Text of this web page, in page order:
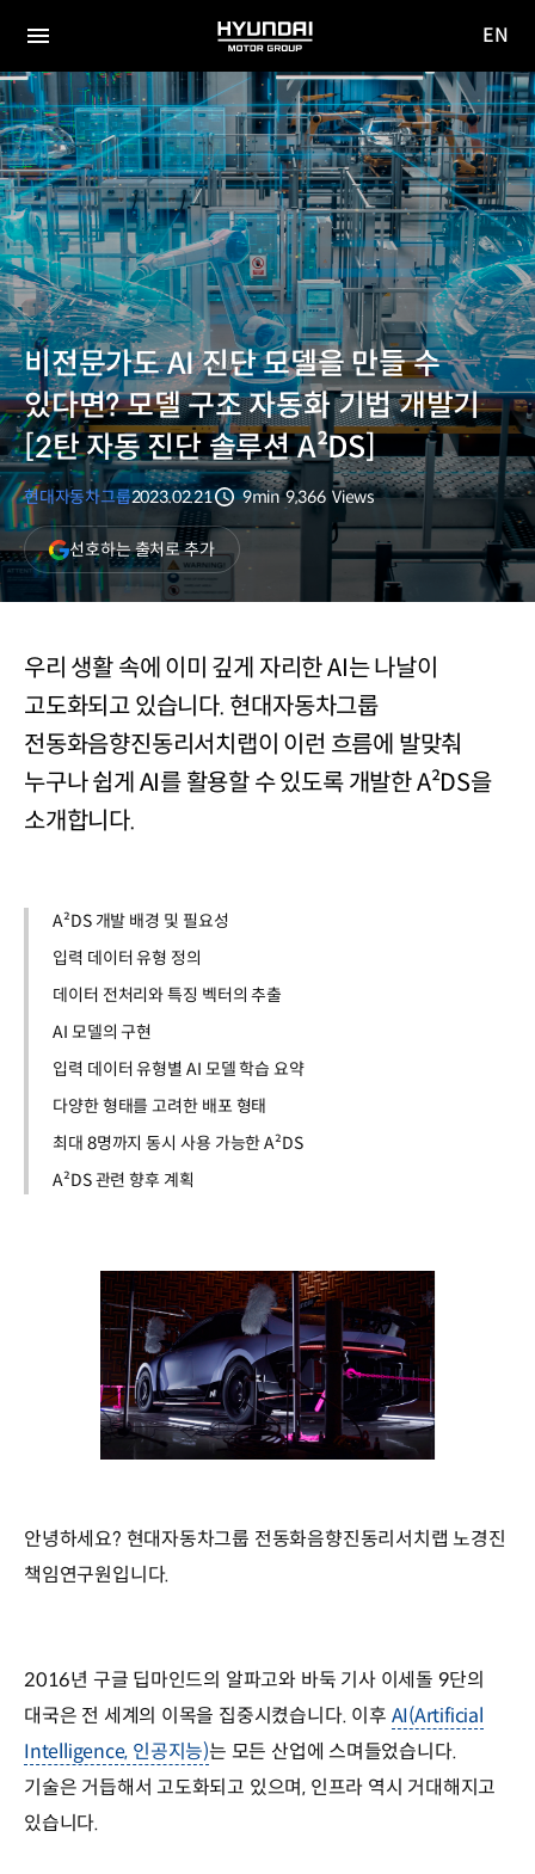
전체
메뉴
HYUNDAI
MOTOR
GROUP
사이
이동
EN
비전문가도 AI 진단 모델을 만들 수
있다면? 모델 구조 자동화 기법 개발기
[2탄 자동 진단 솔루션 A²DS]
현대자동차그룹2023.02.21
9min
조회수
9,366 Views
선호하는 출처로 추가(새
창
열림)
우리 생활 속에 이미 깊게 자리한 AI는 나날이
고도화되고 있습니다. 현대자동차그룹
전동화음향진동리서치랩이 이런 흐름에 발맞춰
누구나 쉽게 AI를 활용할 수 있도록 개발한 A²DS을
소개합니다.
A²DS 개발 배경 및 필요성
입력 데이터 유형 정의
데이터 전처리와 특징 벡터의 추출
AI 모델의 구현
입력 데이터 유형별 AI 모델 학습 요약
다양한 형태를 고려한 배포 형태
최대 8명까지 동시 사용 가능한 A²DS
A²DS 관련 향후 계획
안녕하세요? 현대자동차그룹 전동화음향진동리서치랩 노경진
책임연구원입니다.
2016년 구글 딥마인드의 알파고와 바둑 기사 이세돌 9단의
대국은 전 세계의 이목을 집중시켰습니다. 이후 AI(Artificial
Intelligence, 인공지능)는 모든 산업에 스며들었습니다.
기술은 거듭해서 고도화되고 있으며, 인프라 역시 거대해지고
있습니다.